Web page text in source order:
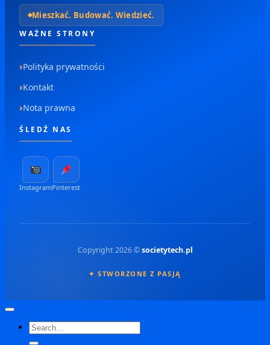
Mieszkać. Budować. Wiedzieć.
WAŻNE STRONY
Polityka prywatności
Kontakt
Nota prawna
ŚLEDŹ NAS
InstagramPinterest
Copyright 2026 ©societytech.pl
✦ STWORZONE Z PASJĄ